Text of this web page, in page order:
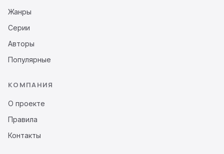
Жанры
Серии
Авторы
Популярные
КОМПАНИЯ
О проекте
Правила
Контакты